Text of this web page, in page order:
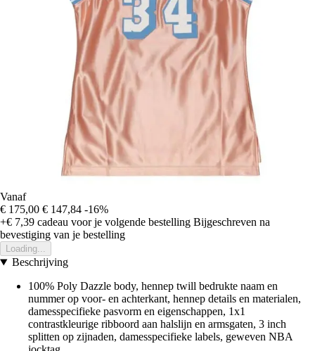
Vanaf
€ 175,00 € 147,84 -16%
+€ 7,39 cadeau voor je volgende bestelling Bijgeschreven na
bevestiging van je bestelling
Loading...
Beschrijving
100% Poly Dazzle body, hennep twill bedrukte naam en
nummer op voor- en achterkant, hennep details en materialen,
damesspecifieke pasvorm en eigenschappen, 1x1
contrastkleurige ribboord aan halslijn en armsgaten, 3 inch
splitten op zijnaden, damesspecifieke labels, geweven NBA